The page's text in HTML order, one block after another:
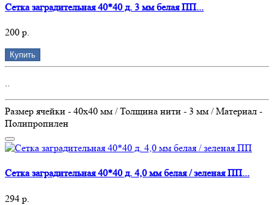
Сетка заградительная 40*40 д. 3 мм белая ПП...
200 р.
Купить
..
Размер ячейки - 40х40 мм / Толщина нити - 3 мм / Материал -
Полипропилен
Сетка заградительная 40*40 д. 4,0 мм белая / зеленая ПП...
294 р.